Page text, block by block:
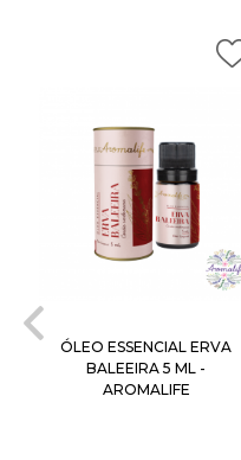
ÓLEO ESSENCIAL ERVA
BALEEIRA 5 ML -
AROMALIFE